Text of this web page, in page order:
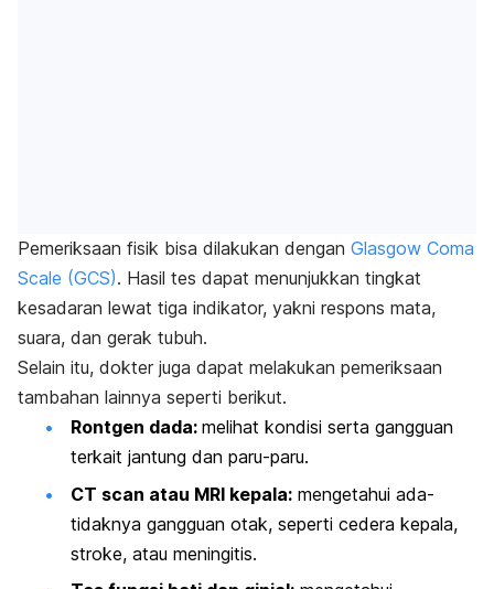
Pemeriksaan fisik bisa dilakukan dengan Glasgow Coma
Scale (GCS). Hasil tes dapat menunjukkan tingkat
kesadaran lewat tiga indikator, yakni respons mata,
suara, dan gerak tubuh.
Selain itu, dokter juga dapat melakukan pemeriksaan
tambahan lainnya seperti berikut.
Rontgen dada: melihat kondisi serta gangguan
terkait jantung dan paru-paru.
CT scan atau MRI kepala: mengetahui ada-
tidaknya gangguan otak, seperti cedera kepala,
stroke, atau meningitis.